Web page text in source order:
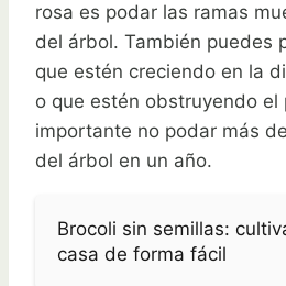
rosa es podar las ramas
del árbol. También puedes
que estén creciendo en la
o que estén obstruyendo el
importante no podar más
del árbol en un año.
Brocoli sin semillas:
casa de forma fácil